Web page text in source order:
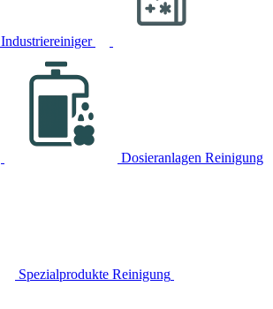
Industriereiniger
Dosieranlagen Reinigung
Spezialprodukte Reinigung